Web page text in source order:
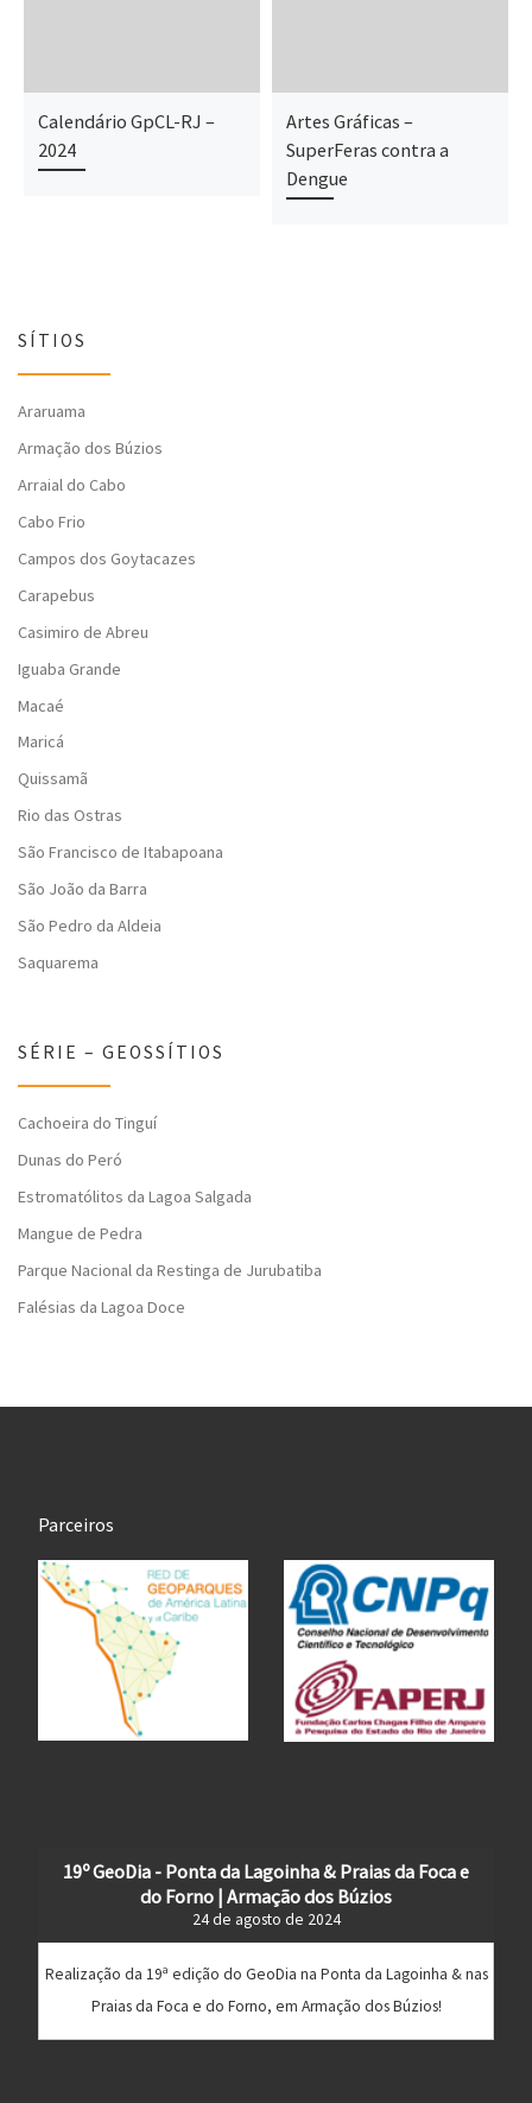
Calendário GpCL-RJ –
2024
Artes Gráficas –
SuperFeras contra a
Dengue
SÍTIOS
Araruama
Armação dos Búzios
Arraial do Cabo
Cabo Frio
Campos dos Goytacazes
Carapebus
Casimiro de Abreu
Iguaba Grande
Macaé
Maricá
Quissamã
Rio das Ostras
São Francisco de Itabapoana
São João da Barra
São Pedro da Aldeia
Saquarema
SÉRIE – GEOSSÍTIOS
Cachoeira do Tinguí
Dunas do Peró
Estromatólitos da Lagoa Salgada
Mangue de Pedra
Parque Nacional da Restinga de Jurubatiba
Falésias da Lagoa Doce
Parceiros
19º GeoDia - Ponta da Lagoinha & Praias da Foca e
do Forno | Armação dos Búzios
24 de agosto de 2024
Realização da 19ª edição do GeoDia na Ponta da Lagoinha & nas
Praias da Foca e do Forno, em Armação dos Búzios!